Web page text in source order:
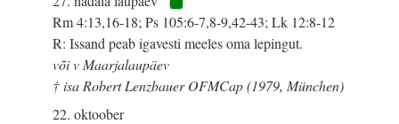
Rm 4:13,16-18; Ps 105:6-7,8-9,42-43; Lk 12:8-12
R: Issand peab igavesti meeles oma lepingut.
või v Maarjalaupäev
† isa Robert Lenzbauer OFMCap (1979, München)
22. oktoober